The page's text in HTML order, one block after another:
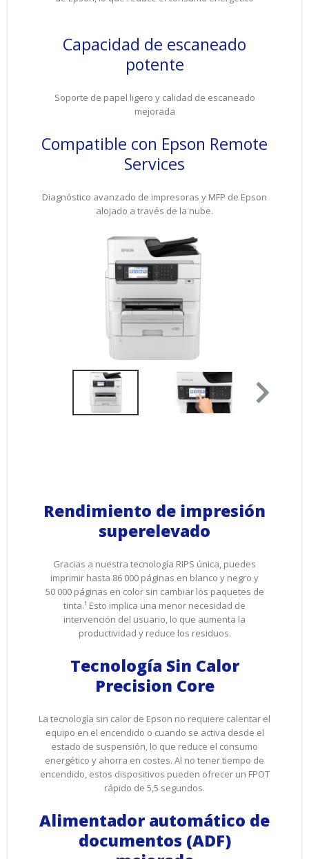
Capacidad de escaneado
potente
Soporte de papel ligero y calidad de escaneado
mejorada
Compatible con Epson Remote
Services
Diagnóstico avanzado de impresoras y MFP de Epson
alojado a través de la nube.
Rendimiento de impresión
superelevado
Gracias a nuestra tecnología RIPS única, puedes
imprimir hasta 86 000 páginas en blanco y negro y
50 000 páginas en color sin cambiar los paquetes de
tinta.¹ Esto implica una menor necesidad de
intervención del usuario, lo que aumenta la
productividad y reduce los residuos.
Tecnología Sin Calor
Precision Core
La tecnología sin calor de Epson no requiere calentar el
equipo en el encendido o cuando se activa desde el
estado de suspensión, lo que reduce el consumo
energético y ahorra en costes. Al no tener tiempo de
encendido, estos dispositivos pueden ofrecer un FPOT
rápido de 5,5 segundos.
Alimentador automático de
documentos (ADF)